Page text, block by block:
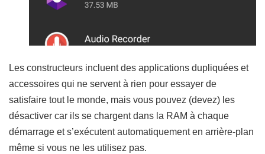
Les constructeurs incluent des applications dupliquées et
accessoires qui ne servent à rien pour essayer de
satisfaire tout le monde, mais vous pouvez (devez) les
désactiver car ils se chargent dans la RAM à chaque
démarrage et s’exécutent automatiquement en arrière-plan
même si vous ne les utilisez pas.